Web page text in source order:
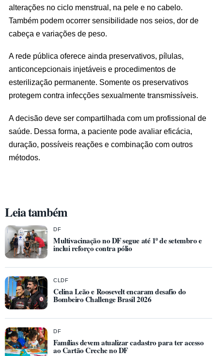
alterações no ciclo menstrual, na pele e no cabelo.
Também podem ocorrer sensibilidade nos seios, dor de
cabeça e variações de peso.
A rede pública oferece ainda preservativos, pílulas,
anticoncepcionais injetáveis e procedimentos de
esterilização permanente. Somente os preservativos
protegem contra infecções sexualmente transmissíveis.
A decisão deve ser compartilhada com um profissional de
saúde. Dessa forma, a paciente pode avaliar eficácia,
duração, possíveis reações e combinação com outros
métodos.
Leia também
DF
Multivacinação no DF segue até 1º de setembro e
inclui reforço contra pólio
CLDF
Celina Leão e Roosevelt encaram desafio do
Bombeiro Challenge Brasil 2026
DF
Famílias devem atualizar cadastro para ter acesso
ao Cartão Creche no DF